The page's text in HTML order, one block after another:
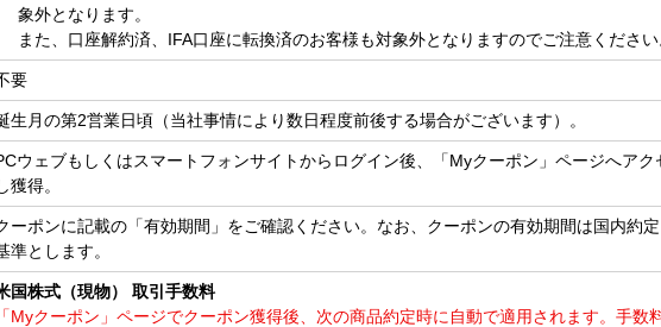
象外となります。
また、口座解約済、IFA口座に転換済のお客様も対象外となりますのでご注意ください
要
生月の第2営業日頃（当社事情により数日程度前後する場合がございます）。
ウェブもしくはスマートフォンサイトからログイン後、「Myクーポン」ページへアク
獲得。
ーポンに記載の「有効期間」をご確認ください。なお、クーポンの有効期間は国内約
準とします。
国株式（現物） 取引手数料
「Myクーポン」ページでクーポン獲得後、次の商品約定時に自動で適用されます。手数